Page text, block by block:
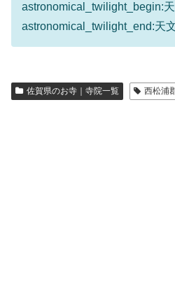
astronomical_twilight_begin:
astronomical_twilight_end:天
佐賀県のお寺｜寺院一覧 西松浦